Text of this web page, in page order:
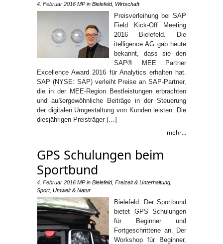
4. Februar 2016 MPin Bielefeld, Wirtschaft
Preisverleihung bei SAP
Field Kick-Off Meeting
2016 Bielefeld. Die
itelligence AG gab heute
bekannt, dass sie den
SAP® MEE Partner
Excellence Award 2016 für Analytics erhalten hat.
SAP (NYSE: SAP) verleiht Preise an SAP-Partner,
die in der MEE-Region Bestleistungen erbrachten
und außergewöhnliche Beiträge in der Steuerung
der digitalen Umgestaltung von Kunden leisten. Die
diesjährigen Preisträger […]
mehr...
GPS Schulungen beim
Sportbund
4. Februar 2016 MPin Bielefeld, Freizeit & Unterhaltung
Sport, Umwelt & Natur
Bielefeld. Der Sportbund
bietet GPS Schulungen
für Beginner und
Fortgeschrittene an. Der
Workshop für Beginner,